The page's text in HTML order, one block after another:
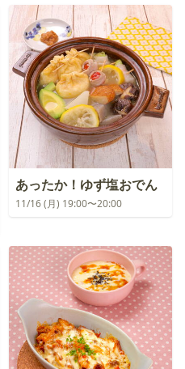
あったか！ゆず塩おでん
11/16 (月) 19:00〜20:00